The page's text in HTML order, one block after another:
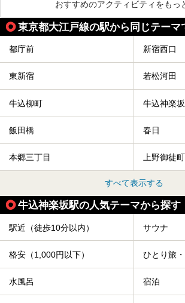
おすすめのアクティビティをもっ
東京都大江戸線の駅から同じテーマ
都庁前 新宿西口
東新宿 若松河田
牛込柳町 牛込神楽坂
飯田橋 春日
本郷三丁目 上野御徒町
すべて表示する
牛込神楽坂駅の人気テーマから探す
駅近（徒歩10分以内） サウナ
格安（1,000円以下） ひとり旅
水風呂 宿泊